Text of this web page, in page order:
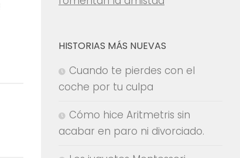
HISTORIAS MÁS NUEVAS
Cuando te pierdes con el
coche por tu culpa
Cómo hice Aritmetris sin
acabar en paro ni divorciado.